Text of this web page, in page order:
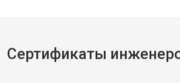
Сертификаты